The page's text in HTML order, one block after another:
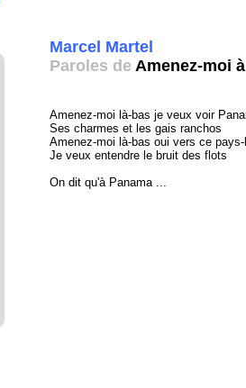
Marcel Martel
Paroles de Amenez-moi
Amenez-moi là-bas je veux voir
Ses charmes et les gais ranchos
Amenez-moi là-bas oui vers ce
Je veux entendre le bruit des flots
On dit qu'à Panama ...